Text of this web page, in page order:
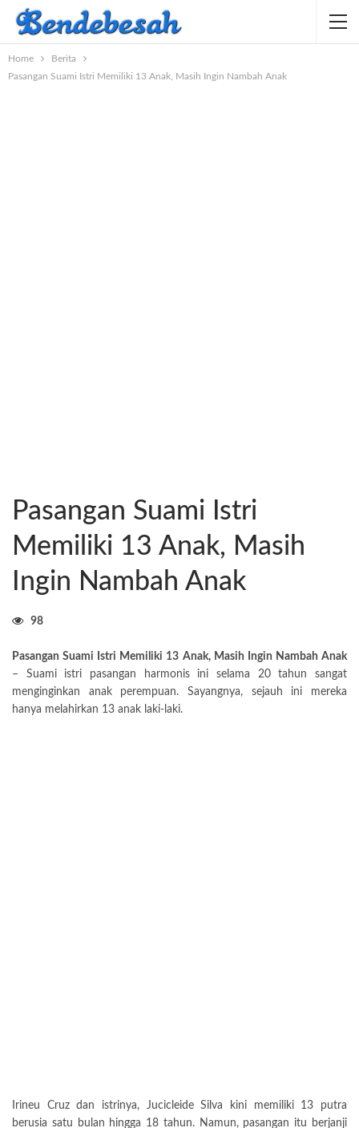
Home
Berita
Pasangan Suami Istri Memiliki 13 Anak, Masih Ingin Nambah Anak
Pasangan Suami Istri
Memiliki 13 Anak, Masih
Ingin Nambah Anak
98
Pasangan Suami Istri Memiliki 13 Anak, Masih Ingin Nambah Anak
– Suami istri pasangan harmonis ini selama 20 tahun sangat
menginginkan anak perempuan. Sayangnya, sejauh ini mereka
hanya melahirkan 13 anak laki-laki.
Irineu Cruz dan istrinya, Jucicleide Silva kini memiliki 13 putra
berusia satu bulan hingga 18 tahun. Namun, pasangan itu berjanji